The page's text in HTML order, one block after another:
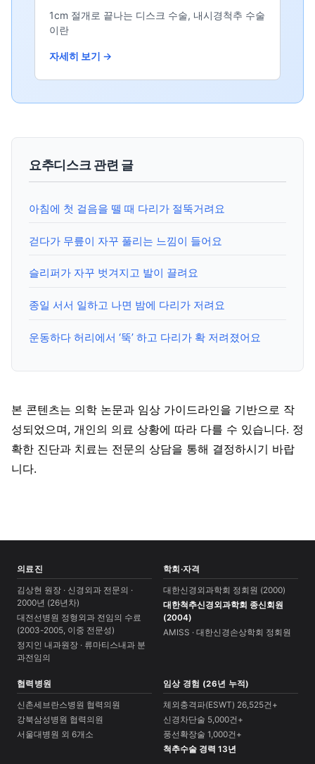
1cm 절개로 끝나는 디스크 수술, 내시경척추 수술
이란
자세히 보기 →
요추디스크 관련 글
아침에 첫 걸음을 뗄 때 다리가 절뚝거려요
걷다가 무릎이 자꾸 풀리는 느낌이 들어요
슬리퍼가 자꾸 벗겨지고 발이 끌려요
종일 서서 일하고 나면 밤에 다리가 저려요
운동하다 허리에서 ‘뚝’ 하고 다리가 확 저려졌어요
본 콘텐츠는 의학 논문과 임상 가이드라인을 기반으로 작
성되었으며, 개인의 의료 상황에 따라 다를 수 있습니다. 정
확한 진단과 치료는 전문의 상담을 통해 결정하시기 바랍
니다.
의료진
김상현 원장 · 신경외과 전문의 ·
2000년 (26년차)
대전선병원 정형외과 전임의 수료
(2003-2005, 이중 전문성)
정지인 내과원장 · 류마티스내과 분
과전임의
학회·자격
대한신경외과학회 정회원 (2000)
대한척추신경외과학회 종신회원
(2004)
AMISS · 대한신경손상학회 정회원
협력병원
신촌세브란스병원 협력의원
강북삼성병원 협력의원
서울대병원 외 6개소
임상 경험 (26년 누적)
체외충격파(ESWT) 26,525건+
신경차단술 5,000건+
풍선확장술 1,000건+
척추수술 경력 13년